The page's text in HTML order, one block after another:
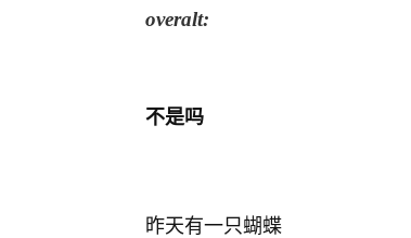
overalt:
不是吗
昨天有一只蝴蝶